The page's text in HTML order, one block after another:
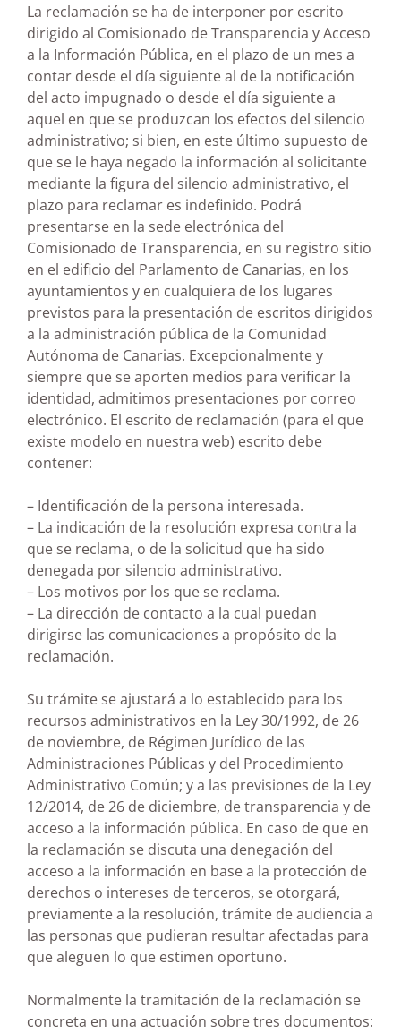
La reclamación se ha de interponer por escrito
dirigido al Comisionado de Transparencia y Acceso
a la Información Pública, en el plazo de un mes a
contar desde el día siguiente al de la notificación
del acto impugnado o desde el día siguiente a
aquel en que se produzcan los efectos del silencio
administrativo; si bien, en este último supuesto de
que se le haya negado la información al solicitante
mediante la figura del silencio administrativo, el
plazo para reclamar es indefinido. Podrá
presentarse en la sede electrónica del
Comisionado de Transparencia, en su registro sitio
en el edificio del Parlamento de Canarias, en los
ayuntamientos y en cualquiera de los lugares
previstos para la presentación de escritos dirigidos
a la administración pública de la Comunidad
Autónoma de Canarias. Excepcionalmente y
siempre que se aporten medios para verificar la
identidad, admitimos presentaciones por correo
electrónico. El escrito de reclamación (para el que
existe modelo en nuestra web) escrito debe
contener:
– Identificación de la persona interesada.
– La indicación de la resolución expresa contra la
que se reclama, o de la solicitud que ha sido
denegada por silencio administrativo.
– Los motivos por los que se reclama.
– La dirección de contacto a la cual puedan
dirigirse las comunicaciones a propósito de la
reclamación.
Su trámite se ajustará a lo establecido para los
recursos administrativos en la Ley 30/1992, de 26
de noviembre, de Régimen Jurídico de las
Administraciones Públicas y del Procedimiento
Administrativo Común; y a las previsiones de la Ley
12/2014, de 26 de diciembre, de transparencia y de
acceso a la información pública. En caso de que en
la reclamación se discuta una denegación del
acceso a la información en base a la protección de
derechos o intereses de terceros, se otorgará,
previamente a la resolución, trámite de audiencia a
las personas que pudieran resultar afectadas para
que aleguen lo que estimen oportuno.
Normalmente la tramitación de la reclamación se
concreta en una actuación sobre tres documentos: